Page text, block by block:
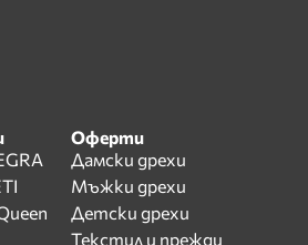
Оферти
Дамски дрехи
Мъжки дрехи
Детски дрехи
Текстил и прежди